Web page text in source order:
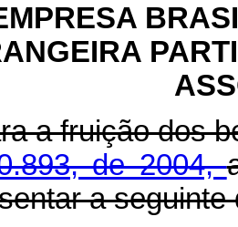
a fruição dos
de 2004,
a seguinte